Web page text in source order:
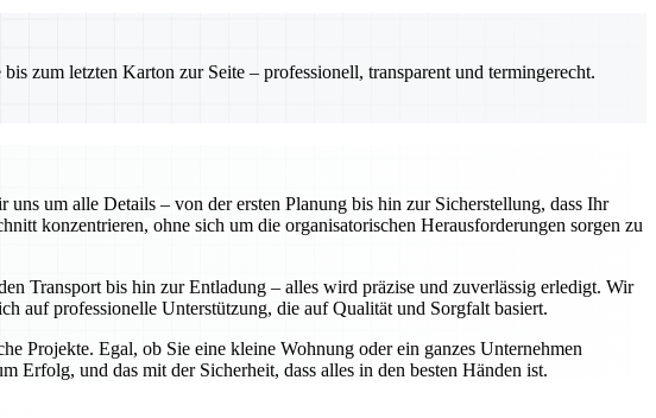
zum letzten Karton zur Seite – professionell, transparent und termingerecht.
um alle Details – von der ersten Planung bis hin zur Sicherstellung, dass Ihr
konzentrieren, ohne sich um die organisatorischen Herausforderungen sorgen zu
Transport bis hin zur Entladung – alles wird präzise und zuverlässig erledigt. Wir
auf professionelle Unterstützung, die auf Qualität und Sorgfalt basiert.
Projekte. Egal, ob Sie eine kleine Wohnung oder ein ganzes Unternehmen
und das mit der Sicherheit, dass alles in den besten Händen ist.